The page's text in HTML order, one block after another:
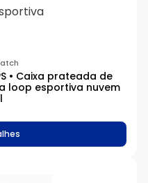
• Caixa prateada de
loop esportiva nuvem